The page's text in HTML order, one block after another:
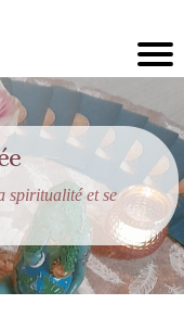
spiritualité et se